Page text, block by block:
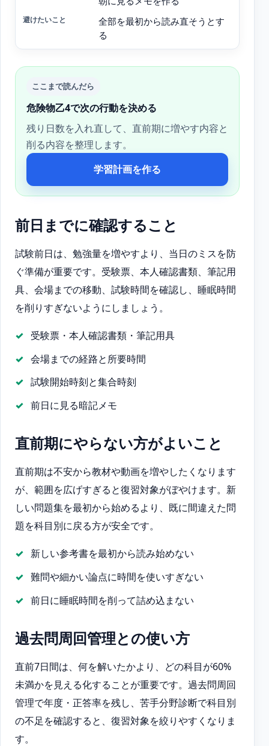
全部を最初から読み直そうとす
る
ここまで読んだら
危険物乙4で次の行動を決める
残り日数を入れ直して、直前期に増やす内容と
削る内容を整理します。
学習計画を作る
前日までに確認すること
試験前日は、勉強量を増やすより、当日のミスを防
ぐ準備が重要です。受験票、本人確認書類、筆記用
具、会場までの移動、試験時間を確認し、睡眠時間
を削りすぎないようにしましょう。
受験票・本人確認書類・筆記用具
会場までの経路と所要時間
試験開始時刻と集合時刻
前日に見る暗記メモ
直前期にやらない方がよいこと
直前期は不安から教材や動画を増やしたくなります
が、範囲を広げすぎると復習対象がぼやけます。新
しい問題集を最初から始めるより、既に間違えた問
題を科目別に戻る方が安全です。
新しい参考書を最初から読み始めない
難問や細かい論点に時間を使いすぎない
前日に睡眠時間を削って詰め込まない
過去問周回管理との使い方
直前7日間は、何を解いたかより、どの科目が60%
未満かを見える化することが重要です。過去問周回
管理で年度・正答率を残し、苦手分野診断で科目別
の不足を確認すると、復習対象を絞りやすくなりま
す。